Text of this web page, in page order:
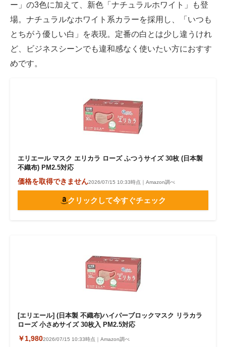
ー」の3色に加えて、新色「ナチュラルホワイト」も登
場。ナチュラルなホワイト系カラーを採用し、「いつも
とちがう優しい白」を表現。定番の白とは少し違うけれ
ど、ビジネスシーンでも違和感なく使いたい方におすす
めです。
エリエール マスク エリカラ ローズ ふつうサイズ 30枚 (日本製
不織布) PM2.5対応
価格を取得できません2026/07/15 10:33時点｜Amazon調べ
クリックして今すぐチェック
[エリエール] (日本製 不織布)ハイパーブロックマスク リラカラ
ローズ 小さめサイズ 30枚入 PM2.5対応
￥1,9802026/07/15 10:33時点｜Amazon調べ